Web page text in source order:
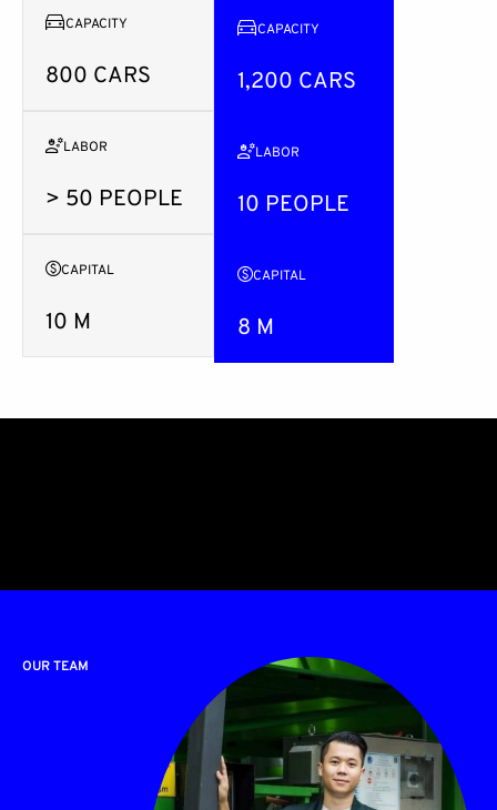
CAPACITY
800 CARS
LABOR
> 50 PEOPLE
CAPITAL
10 M
CAPACITY
1,200 CARS
LABOR
10 PEOPLE
CAPITAL
8 M
OUR TEAM